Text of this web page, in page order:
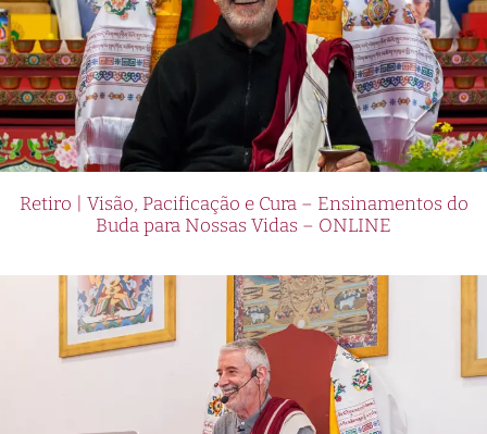
Retiro | Visão, Pacificação e Cura – Ensinamentos do
Buda para Nossas Vidas – ONLINE